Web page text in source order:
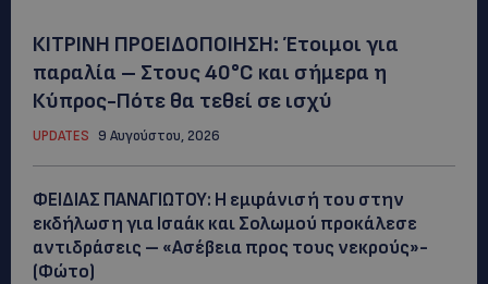
ΚΙΤΡΙΝΗ ΠΡΟΕΙΔΟΠΟΙΗΣΗ: Έτοιμοι για
παραλία – Στους 40°C και σήμερα η
Κύπρος-Πότε θα τεθεί σε ισχύ
UPDATES 9 Αυγούστου, 2026
ΦΕΙΔΙΑΣ ΠΑΝΑΓΙΩΤΟΥ: Η εμφάνισή του στην
εκδήλωση για Ισαάκ και Σολωμού προκάλεσε
αντιδράσεις – «Ασέβεια προς τους νεκρούς»-
(Φώτο)